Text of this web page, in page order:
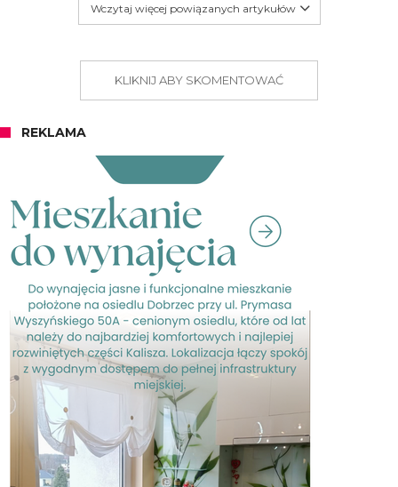
Wczytaj więcej powiązanych artykułów
KLIKNIJ ABY SKOMENTOWAĆ
REKLAMA